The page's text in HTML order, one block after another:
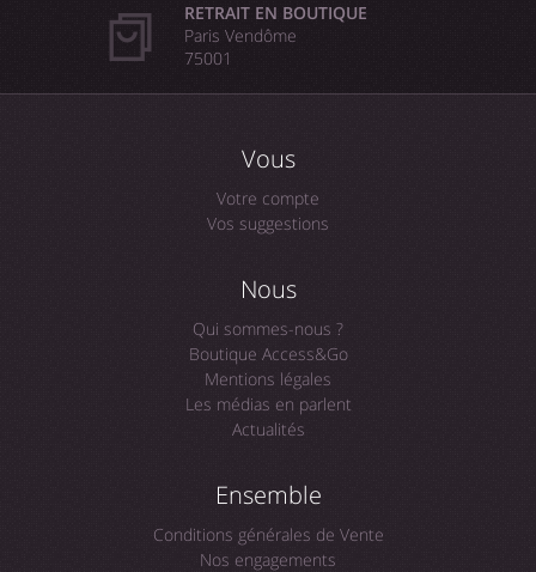
RETRAIT EN BOUTIQUE
Paris Vendôme
75001
Vous
Votre compte
Vos suggestions
Nous
Qui sommes-nous ?
Boutique Access&Go
Mentions légales
Les médias en parlent
Actualités
Ensemble
Conditions générales de Vente
Nos engagements